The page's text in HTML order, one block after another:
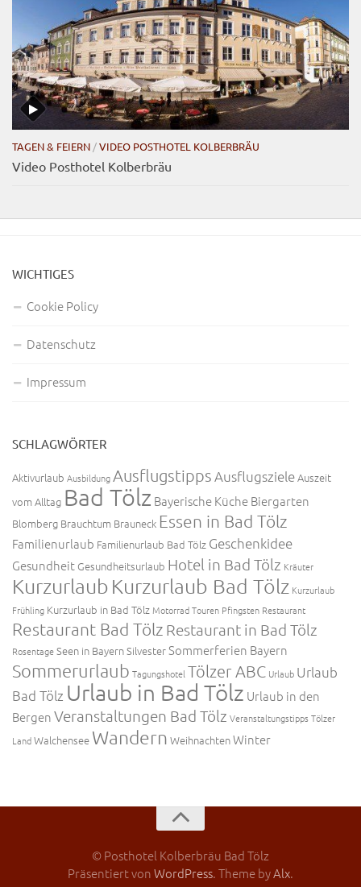
TAGEN & FEIERN /VIDEO POSTHOTEL KOLBERBRÄU
Video Posthotel Kolberbräu
WICHTIGES
Cookie Policy
Datenschutz
Impressum
SCHLAGWÖRTER
Aktivurlaub AusbildungAusflugstippsAusflugszieleAuszeit
vom Alltag Bad Tölz Bayerische KücheBiergarten
Blomberg Brauchtum Brauneck Essen in Bad Tölz
Familienurlaub Familienurlaub Bad Tölz Geschenkidee
Gesundheit Gesundheitsurlaub Hotel in Bad Tölz Kräuter
Kurzurlaub Kurzurlaub Bad Tölz Kurzurlaub
Frühling Kurzurlaub in Bad Tölz Motorrad Touren Pfingsten Restaurant
Restaurant Bad Tölz Restaurant in Bad Tölz
RosentageSeen in BayernSilvesterSommerferien Bayern
Sommerurlaub Tagungshotel Tölzer ABC Urlaub Urlaub
Bad Tölz Urlaub in Bad Tölz Urlaub in den
BergenVeranstaltungen Bad Tölz Veranstaltungstipps Tölzer
LandWalchensee Wandern WeihnachtenWinter
© Posthotel Kolberbräu Bad Tölz
Präsentiert vonWordPress. Theme byAlx.